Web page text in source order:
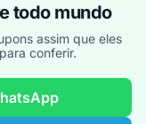
todo mundo
assim que eles
conferir.